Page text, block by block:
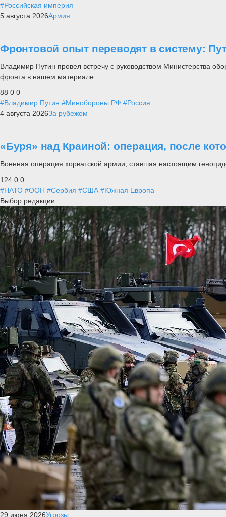
#Российская империя
5 августа 2026Армия
Фронтовой опыт переводят в систему:
Владимир Путин провел встречу с руководством Министерства
фронта в нашем материале.
88 0 0
#Владимир Путин #Минобороны РФ #Россия
4 августа 2026За рубежом
«Буря» над Краиной: операция, после
Военная операция хорватской армии, ставшая настоящим
124 0 0
#НАТО #ООН #Сербия #США #Южная Европа
Выбор редакции
29 июня 2026Угрозы